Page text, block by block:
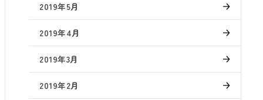
2019年5月
2019年4月
2019年3月
2019年2月